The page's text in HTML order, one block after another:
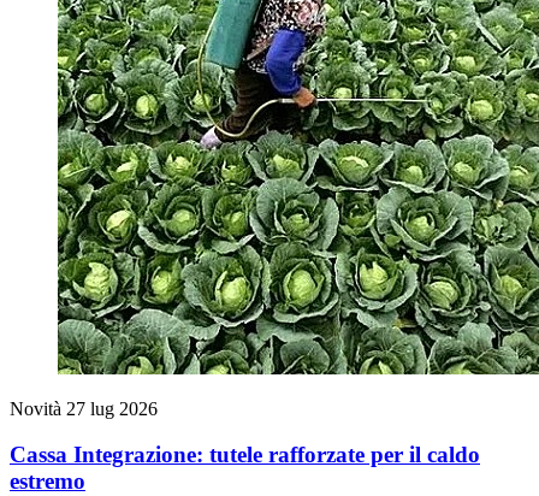
Novità 27 lug 2026
Cassa Integrazione: tutele rafforzate per il caldo
estremo